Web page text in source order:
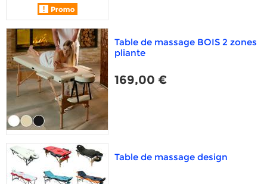
Table de massage BOIS 2 zones
pliante
169,00 €
Table de massage design